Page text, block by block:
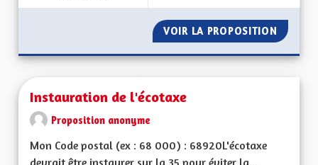
VOIR LA PROPOSITION
Instauration de l'écotaxe
Proposition anonyme
Mon Code postal (ex : 68 000) : 68920L'écotaxe